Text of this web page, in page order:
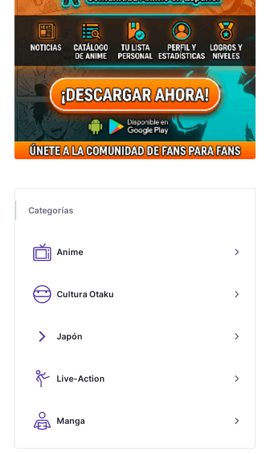
Categorías
Anime
Cultura Otaku
Japón
Live-Action
Manga